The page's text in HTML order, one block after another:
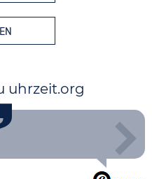
uhrzeit.org